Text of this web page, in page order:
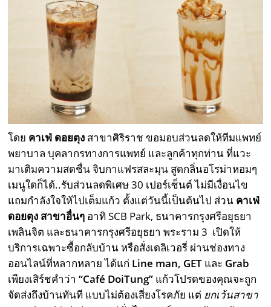
โดย คาเฟ่ ดอยตุง สาขาศิริราช ขอมอบส่วนลดให้ทีมแพทย์
พยาบาล บุคลากรทางการแพทย์ และลูกค้าทุกท่าน ที่แวะ
มาเติมความสดชื่น จิบกาแฟรสละมุน สูดกลิ่นอโรม่าหอมๆ
เมนูใดก็ได้..รับส่วนลดพิเศษ 30 เปอร์เซ็นต์ ไม่มีเงื่อนไข
แถมกำลังใจให้ไปเต็มแก้ว ตั้งแต่วันนี้เป็นต้นไป ส่วน คาเฟ่
ดอยตุง สาขาอื่นๆ อาทิ SCB Park, ธนาคารกรุงศรีอยุธยา
เพลินจิต และธนาคารกรุงศรีอยุธยา พระราม 3 เปิดให้
บริการเฉพาะซื้อกลับบ้าน หรือสั่งเดลิเวอรี่ ผ่านช่องทาง
ออนไลน์ที่หลากหลาย ได้แก่ Line man, GET และ Grab
เพียงเสิร์ชคำว่า“Café DoiTung” แก้วโปรดของคุณจะถูก
จัดส่งถึงบ้านทันที แบบไม่ต้องเสี่ยงโรคภัย แต่ ยกเว้นสาขา